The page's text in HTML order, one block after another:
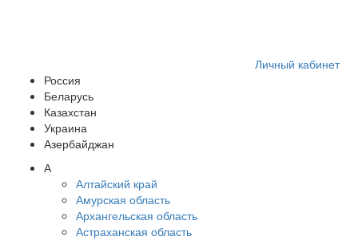
Личный кабинет
Россия
Беларусь
Казахстан
Украина
Азербайджан
А
Алтайский край
Амурская область
Архангельская область
Астраханская область